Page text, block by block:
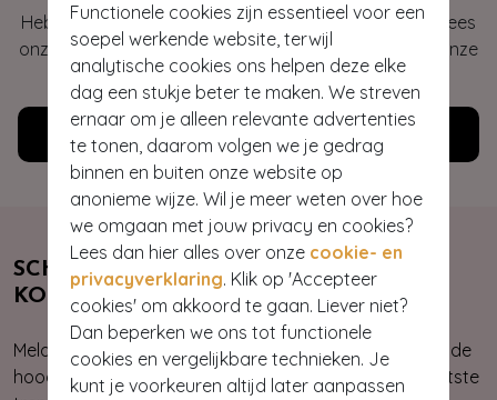
Functionele cookies zijn essentieel voor een
soepel werkende website, terwijl
analytische cookies ons helpen deze elke
dag een stukje beter te maken. We streven
ernaar om je alleen relevante advertenties
te tonen, daarom volgen we je gedrag
binnen en buiten onze website op
anonieme wijze. Wil je meer weten over hoe
we omgaan met jouw privacy en cookies?
Lees dan hier alles over onze cookie- en
privacyverklaring. Klik op 'Accepteer
cookies' om akkoord te gaan. Liever niet?
Dan beperken we ons tot functionele
cookies en vergelijkbare technieken. Je
kunt je voorkeuren altijd later aanpassen
Heb je vragen of heb je hulp nodig bij je bestelling? Lees
onze veelgestelde vragen of neem contact op met onze
klantenservice. Wij helpen je graag!
Klantenservice
SCHRIJF JE NU IN & ONTVANG 10%
KORTING
Meld je aan voor onze nieuwsbrief. Zo ben je altijd op de
hoogte van onze nieuwste & exclusieve collecties, laatste